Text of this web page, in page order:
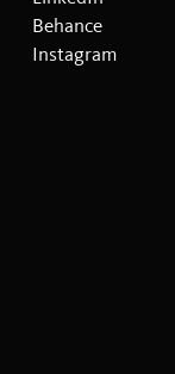
Behance
Instagram